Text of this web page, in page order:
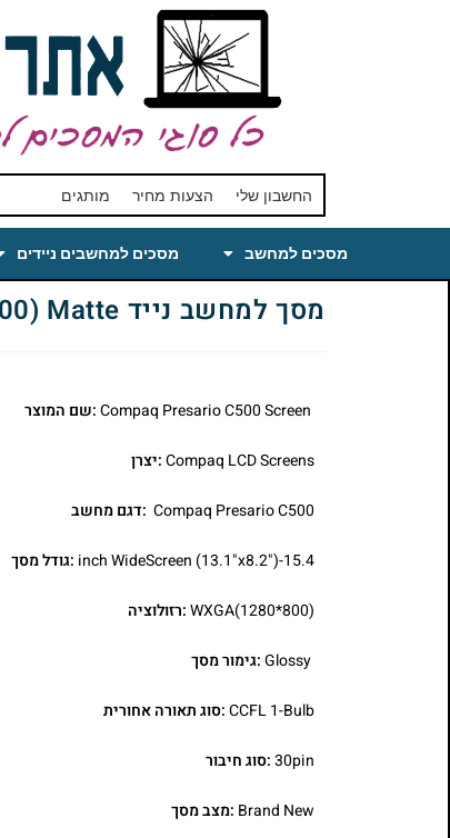
החשבון שלי הצעות מחיר מותגים
מסכים למחשב מסכים למחשבים ניידים
מסך למחשב נייד Compaq Presario C500 Laptop LCD Screen 15.4 WXGA(1280×800) Matte
:שם המוצר
Compaq LCD Screens:יצרן
Compaq Presario C500 :דגם מחשב
15.4-inch WideScreen (13.1"x8.2") :גודל מסך
WXGA(1280*800):רזולוציה
Glossy:גימור מסך
CCFL 1-Bulb:סוג תאורה אחורית
30pin:סוג חיבור
Brand New :מצב מסך